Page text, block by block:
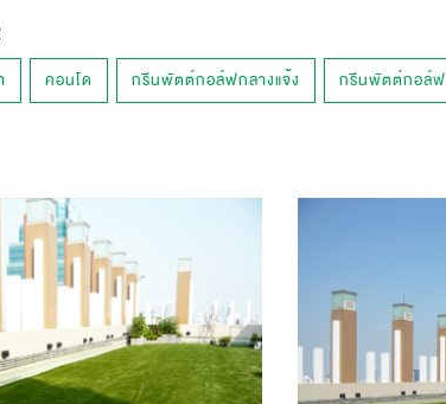
คอนโด กรีนพัตต์กอล์ฟกลางแจ้ง กรีนพัตต์กอล์ฟ